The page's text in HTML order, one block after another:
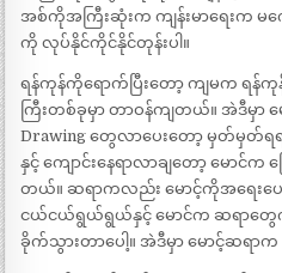
အစ်ကိုအကြီးဆုံးက ကျန်းမာရေးက မက
ကို လုပ်နိုင်ကိုင်နိုင်တုန်းပါ။
ရန်ကုန်ကိုရောက်ပြီးတော့ ကျမက ရန်
ကြီးတစ်ခုမှာ တာဝန်ကျတယ်။ အဲဒီမှာ
Drawing တွေလာပေးတော့ မှတ်မှတ်
နှင့် ကျောင်းနေရာလာချတော့ မောင်က
တယ်။ ဆရာကလည်း မောင့်ကိုအရေး
ငယ်ငယ်ရွယ်ရွယ်နှင့် မောင်က ဆရာတွေ
ခိုက်သွားတာပေါ့။ အဲဒီမှာ မောင့်ဆရာက